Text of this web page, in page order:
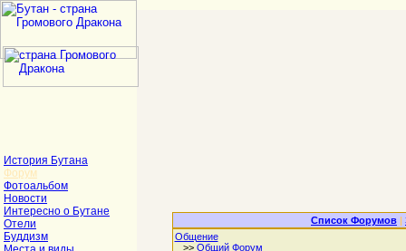
История Бутана
Форум
Фотоальбом
Новости
Интересно о Бутане
Отели
Буддизм
Список Форумов |
Общение
>> Общий Форум